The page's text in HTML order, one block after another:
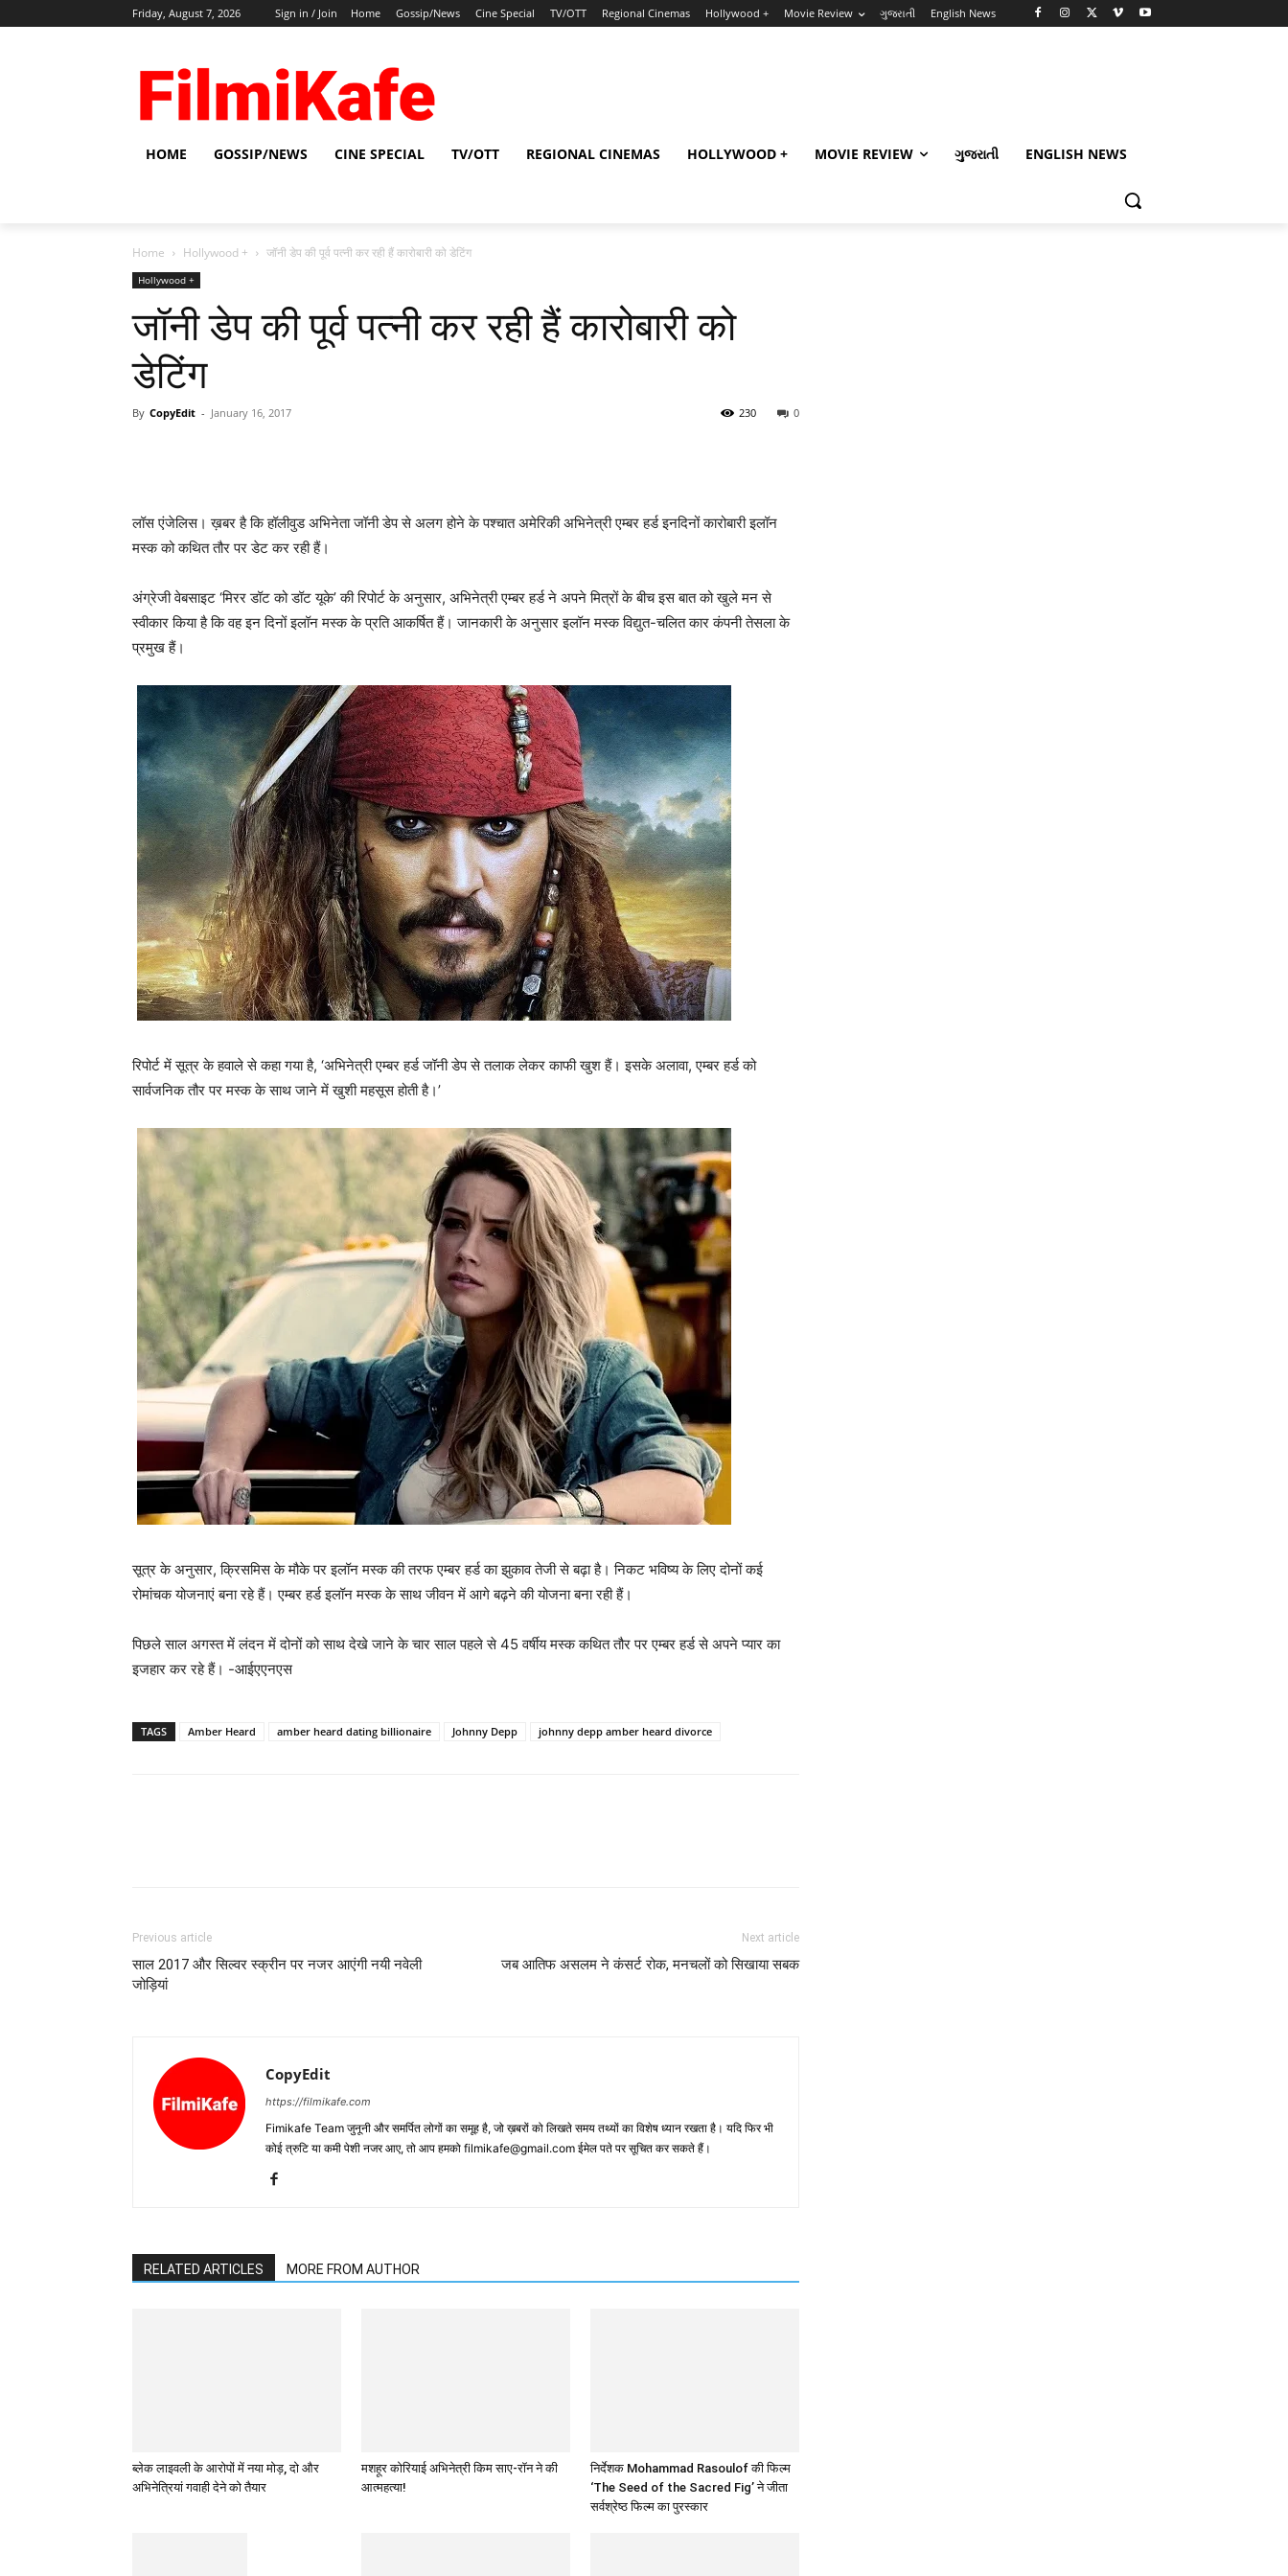
Friday, August 7, 2026 Sign in / Join Home Gossip/News Cine Special TV/OTT Regional Cinemas Hollywood + Movie Review ગુજરાતી English News
HOME GOSSIP/NEWS CINE SPECIAL TV/OTT REGIONAL CINEMAS HOLLYWOOD + MOVIE REVIEW ગુજરાતી ENGLISH NEWS
Home Hollywood + जॉनी डेप की पूर्व पत्‍नी कर रही हैं कारोबारी को डेटिंग
Hollywood +
जॉनी डेप की पूर्व पत्‍नी कर रही हैं कारोबारी को
डेटिंग
By CopyEdit - January 16, 2017 0
230
लॉस एंजेलिस। ख़बर है कि हॉलीवुड अभिनेता जॉनी डेप से अलग होने के पश्‍चात अमेरिकी अभिनेत्री एम्बर हर्ड इनदिनों कारोबारी इलॉन
मस्क को कथित तौर पर डेट कर रही हैं।
अंग्रेजी वेबसाइट ‘मिरर डॉट को डॉट यूके’ की रिपोर्ट के अनुसार, अभिनेत्री एम्‍बर हर्ड ने अपने मित्रों के बीच इस बात को खुले मन से
स्‍वीकार किया है कि वह इन दिनों इलॉन मस्क के प्रति आकर्षित हैं। जानकारी के अनुसार इलॉन मस्‍क विद्युत-चलित कार कंपनी तेसला के
प्रमुख हैं।
रिपोर्ट में सूत्र के हवाले से कहा गया है, ‘अभिनेत्री एम्बर हर्ड जॉनी डेप से तलाक लेकर काफी खुश हैं। इसके अलावा, एम्‍बर हर्ड को
सार्वजनिक तौर पर मस्क के साथ जाने में खुशी महसूस होती है।’
सूत्र के अनुसार, क्रिसमिस के मौके पर इलॉन मस्‍क की तरफ एम्‍बर हर्ड का झुकाव तेजी से बढ़ा है। निकट भविष्‍य के लिए दोनों कई
रोमांचक योजनाएं बना रहे हैं। एम्‍बर हर्ड इलॉन मस्‍क के साथ जीवन में आगे बढ़ने की योजना बना रही हैं।
पिछले साल अगस्त में लंदन में दोनों को साथ देखे जाने के चार साल पहले से 45 वर्षीय मस्क कथित तौर पर एम्बर हर्ड से अपने प्यार का
इजहार कर रहे हैं। -आईएएनएस
TAGS Amber Heard amber heard dating billionaire Johnny Depp johnny depp amber heard divorce
Previous article
साल 2017 और सिल्‍वर स्‍क्रीन पर नजर आएंगी नयी नवेली
जोड़ियां
Next article
जब आतिफ असलम ने कंसर्ट रोक, मनचलों को सिखाया सबक
CopyEdit
https://filmikafe.com
Fimikafe Team जुनूनी और समर्पित लोगों का समूह है, जो ख़बरों को लिखते समय तथ्‍यों का विशेष ध्‍यान रखता है। यदि फिर भी
कोई त्रुटि या कमी पेशी नजर आए, तो आप हमको filmikafe@gmail.com ईमेल पते पर सूचित कर सकते हैं।
RELATED ARTICLES MORE FROM AUTHOR
ब्लेक लाइवली के आरोपों में नया मोड़, दो और
अभिनेत्रियां गवाही देने को तैयार
मशहूर कोरियाई अभिनेत्री किम साए-रॉन ने की
आत्महत्या!
निर्देशक Mohammad Rasoulof की फिल्म
‘The Seed of the Sacred Fig’ ने जीता
सर्वश्रेष्ठ फिल्म का पुरस्कार